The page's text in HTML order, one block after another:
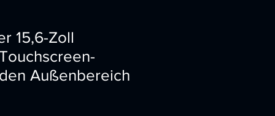
15,6-Zoll
Außenbereich